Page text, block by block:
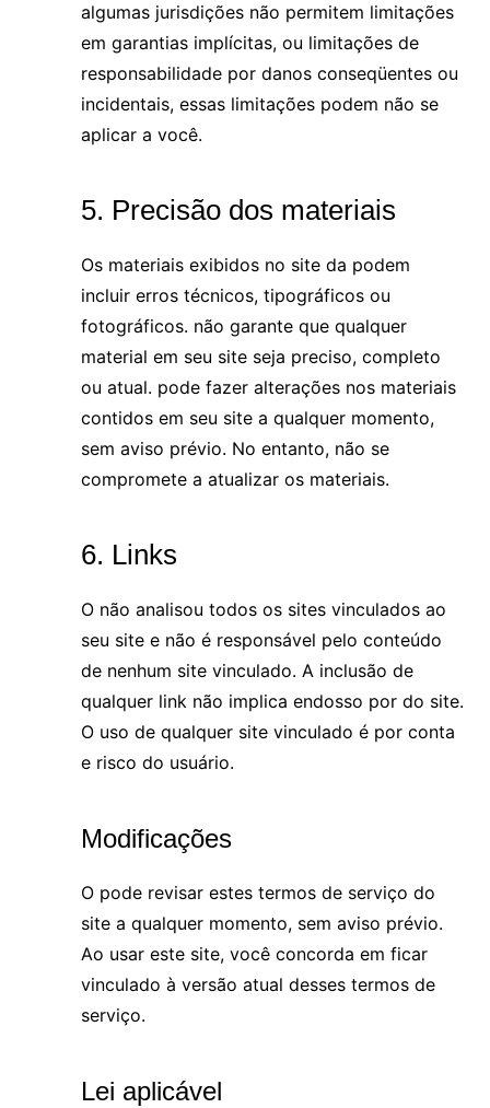
algumas jurisdições não permitem limitações
em garantias implícitas, ou limitações de
responsabilidade por danos conseqüentes ou
incidentais, essas limitações podem não se
aplicar a você.
5. Precisão dos materiais
Os materiais exibidos no site da podem
incluir erros técnicos, tipográficos ou
fotográficos. não garante que qualquer
material em seu site seja preciso, completo
ou atual. pode fazer alterações nos materiais
contidos em seu site a qualquer momento,
sem aviso prévio. No entanto, não se
compromete a atualizar os materiais.
6. Links
O não analisou todos os sites vinculados ao
seu site e não é responsável pelo conteúdo
de nenhum site vinculado. A inclusão de
qualquer link não implica endosso por do site.
O uso de qualquer site vinculado é por conta
e risco do usuário.
Modificações
O pode revisar estes termos de serviço do
site a qualquer momento, sem aviso prévio.
Ao usar este site, você concorda em ficar
vinculado à versão atual desses termos de
serviço.
Lei aplicável